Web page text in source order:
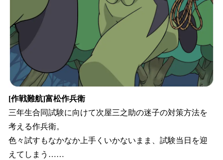
[作戦難航]富松作兵衛
三年生合同試験に向けて次屋三之助の迷子の対策方法を
考える作兵衛。
色々試すもなかなか上手くいかないまま、試験当日を迎
えてしまう……